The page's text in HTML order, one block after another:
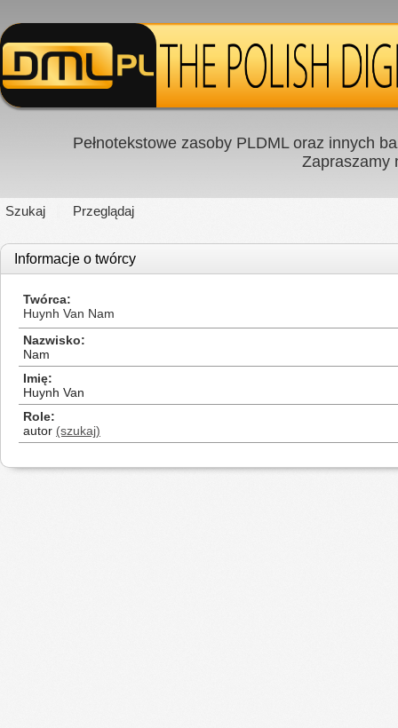
Pełnotekstowe zasoby PLDML oraz innych
Zapraszamy
Szukaj Przeglądaj
Informacje o twórcy
Twórca
Huynh Van Nam
Nazwisko
Nam
Imię
Huynh Van
Role
autor (szukaj)